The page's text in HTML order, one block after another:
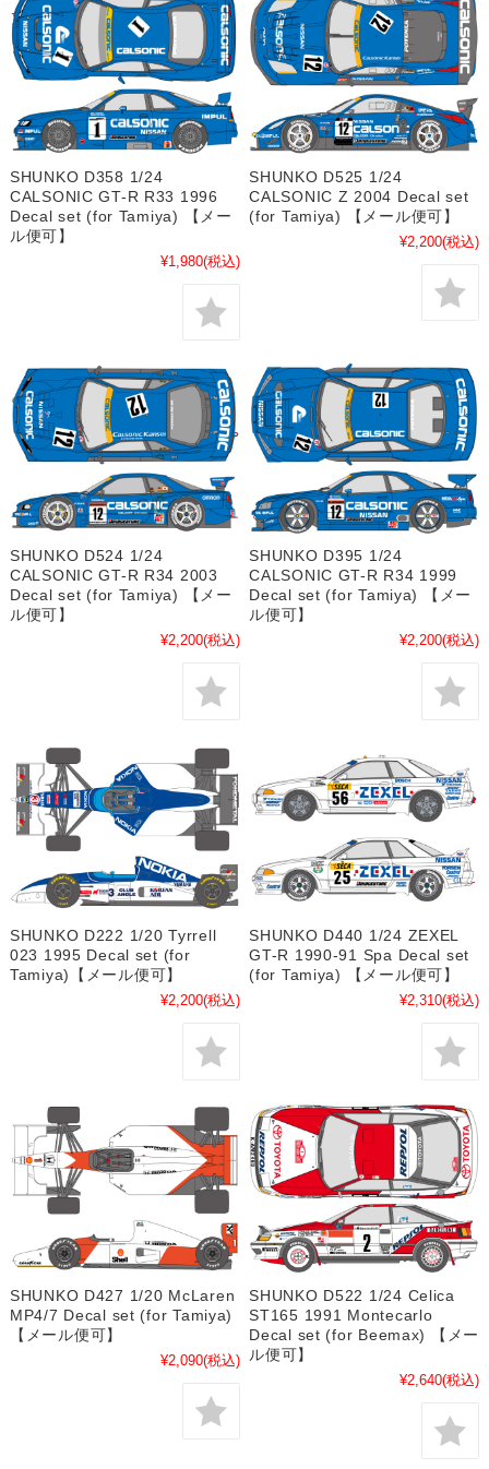
SHUNKO D358 1/24
CALSONIC GT-R R33 1996
Decal set (for Tamiya) 【メー
ル便可】
¥1,980(税込)
SHUNKO D525 1/24
CALSONIC Z 2004 Decal set
(for Tamiya) 【メール便可】
¥2,200(税込)
SHUNKO D524 1/24
CALSONIC GT-R R34 2003
Decal set (for Tamiya) 【メー
ル便可】
¥2,200(税込)
SHUNKO D395 1/24
CALSONIC GT-R R34 1999
Decal set (for Tamiya) 【メー
ル便可】
¥2,200(税込)
SHUNKO D222 1/20 Tyrrell
023 1995 Decal set (for
Tamiya)【メール便可】
¥2,200(税込)
SHUNKO D440 1/24 ZEXEL
GT-R 1990-91 Spa Decal set
(for Tamiya) 【メール便可】
¥2,310(税込)
SHUNKO D427 1/20 McLaren
MP4/7 Decal set (for Tamiya)
【メール便可】
¥2,090(税込)
SHUNKO D522 1/24 Celica
ST165 1991 Montecarlo
Decal set (for Beemax) 【メー
ル便可】
¥2,640(税込)